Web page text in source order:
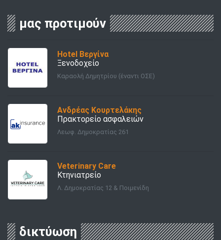
μας προτιμούν
Hotel Βεργίνα
Ξενοδοχείο
Καραολή Δημητρίου (έναντι ΟΣΕ)
Ανδρέας Κουρτελάκης
Πρακτορείο ασφαλειών
Λεωφ. Δημοκρατίας 261
Veterinary Care
Κτηνιατρείο
Λ. Δημοκρατίας 12 & Ποιμενίδη
δικτύωση